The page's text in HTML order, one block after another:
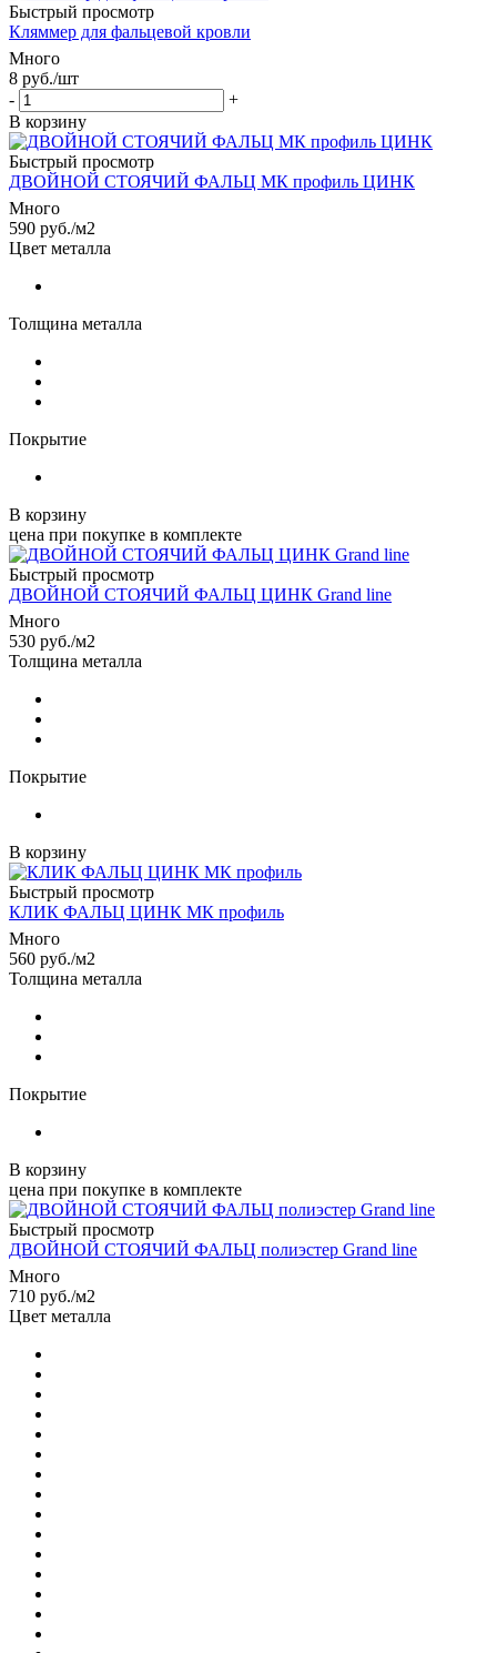
Быстрый просмотр
Кляммер для фальцевой кровли
Много
8 руб./шт
-
+
В корзину
Быстрый просмотр
ДВОЙНОЙ СТОЯЧИЙ ФАЛЬЦ МК профиль ЦИНК
Много
590 руб./м2
Цвет металла
Толщина металла
Покрытие
В корзину
цена при покупке в комплекте
Быстрый просмотр
ДВОЙНОЙ СТОЯЧИЙ ФАЛЬЦ ЦИНК Grand line
Много
530 руб./м2
Толщина металла
Покрытие
В корзину
Быстрый просмотр
КЛИК ФАЛЬЦ ЦИНК МК профиль
Много
560 руб./м2
Толщина металла
Покрытие
В корзину
цена при покупке в комплекте
Быстрый просмотр
ДВОЙНОЙ СТОЯЧИЙ ФАЛЬЦ полиэстер Grand line
Много
710 руб./м2
Цвет металла